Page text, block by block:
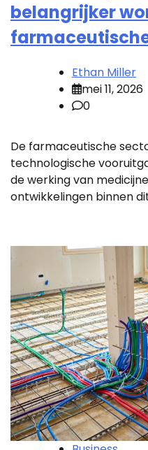
belangrijker
Ethan Miller
mei 11, 2026
0
De farmaceutische
technologische
de werking van
ontwikkelingen binnen